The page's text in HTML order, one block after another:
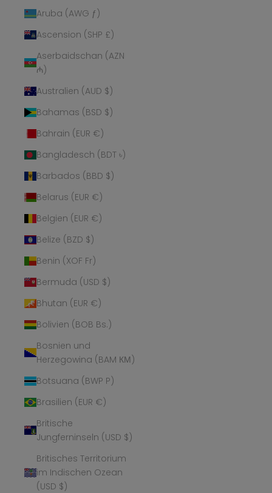
Aruba (AWG ƒ)
Ascension (SHP £)
Aserbaidschan (AZN
₼)
Australien (AUD $)
Bahamas (BSD $)
Bahrain (EUR €)
Bangladesch (BDT ৳)
Barbados (BBD $)
Belarus (EUR €)
Belgien (EUR €)
Belize (BZD $)
Benin (XOF Fr)
Bermuda (USD $)
Bhutan (EUR €)
Bolivien (BOB Bs.)
Bosnien und
Herzegowina (BAM КМ)
Botsuana (BWP P)
Brasilien (EUR €)
Britische
Jungferninseln (USD $)
Britisches Territorium
im Indischen Ozean
(USD $)